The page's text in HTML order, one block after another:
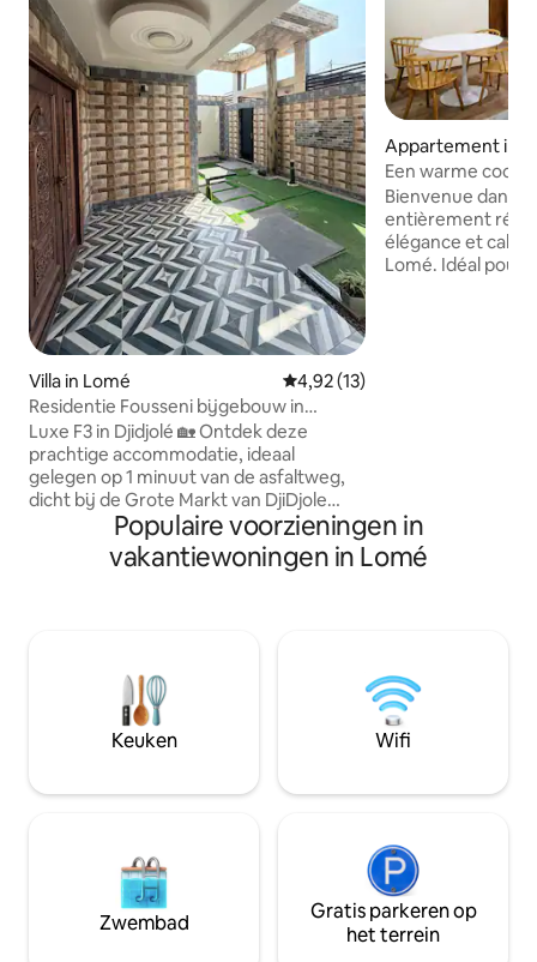
Villa in Lomé Gemiddelde beoordeling van
4,92 (13)
Residentie Fousseni bijgebouw in
DjiDjole
Luxe F3 in Djidjolé 🏡 Ontdek deze
prachtige accommodatie, ideaal
gelegen op 1 minuut van de asfaltweg,
dicht bij de Grote Markt van DjiDjole
voor uw boodschappen. ✨ Belangrijkste
airconditioning voor een optimaal
(afstandsbediening). ⚠️ NB: Elektriciteit
voor rekening van de huurder. Schrijf
me gewoon als u twijfelt over uw keuze,
dan vinden we wel een oplossing.
Appartement in
Een warme
Bienvenue dans
entièrement
élégance et
Lomé. Idéal pour
Populaire voorzieningen in
vakantiewoningen in Lomé
Keuken Wifi
Zwembad
Gratis parkeren op
het terrein